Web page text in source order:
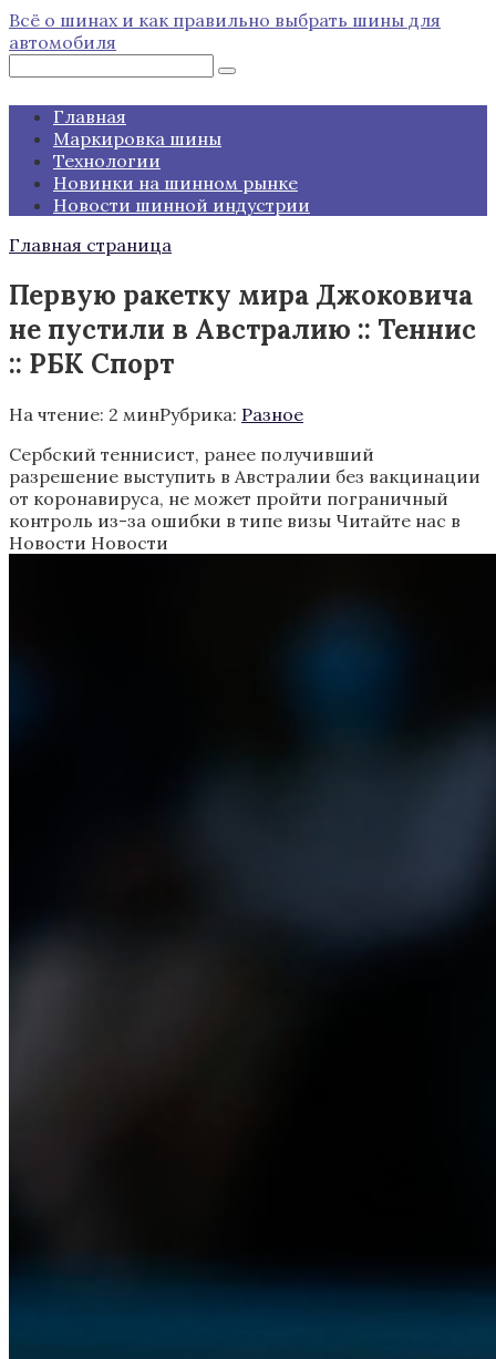
Перейти
к
Всё о шинах и как правильно выбрать шины для
автомобиля
Главная
Маркировка шины
Технологии
Новинки на шинном рынке
Новости шинной индустрии
Главная страница
Первую ракетку мира Джоковича
не пустили в Австралию :: Теннис
:: РБК Спорт
На чтение: 2 минРубрика: Разное
Сербский теннисист, ранее получивший
разрешение выступить в Австралии без вакцинации
от коронавируса, не может пройти пограничный
контроль из-за ошибки в типе визы Читайте нас в
Новости Новости